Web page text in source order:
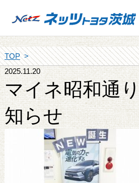
TOP
2025.11.20
マイネ昭和通
知らせ